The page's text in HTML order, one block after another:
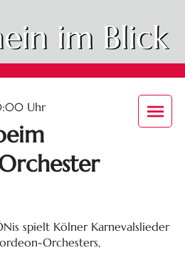
im Blick
Uhr
spielt Kölner Karnevalslieder
Orchesters,